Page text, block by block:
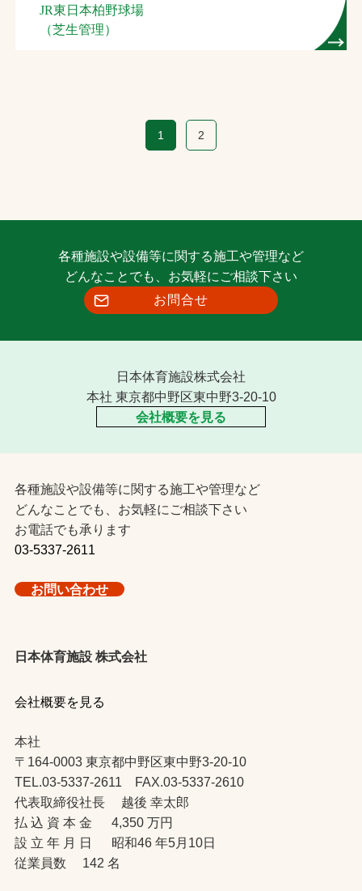
JR東日本柏野球場
（芝生管理）
1 2
各種施設や設備等に関する施工や管理など
どんなことでも、お気軽にご相談下さい
お問合せ
日本体育施設株式会社
本社 東京都中野区東中野3-20-10
会社概要を見る
各種施設や設備等に関する施工や管理など
どんなことでも、お気軽にご相談下さい
お電話でも承ります
03-5337-2611
お問い合わせ
日本体育施設 株式会社
会社概要を見る
本社
〒164-0003 東京都中野区東中野3-20-10
TEL.03-5337-2611 FAX.03-5337-2610
代表取締役社長 越後 幸太郎
払 込 資 本 金 4,350 万円
設 立 年 月 日 昭和46 年5月10日
従業員数 142 名